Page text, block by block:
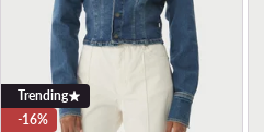
Trending
-16%